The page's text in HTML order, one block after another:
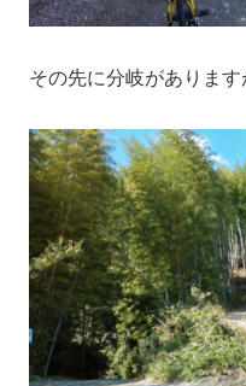
その先に分岐があります